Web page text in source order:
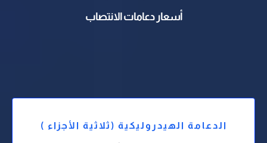
أسعار دعامات الانتصاب
الدعامة الهيدروليكية (ثلاثية الأجزاء )